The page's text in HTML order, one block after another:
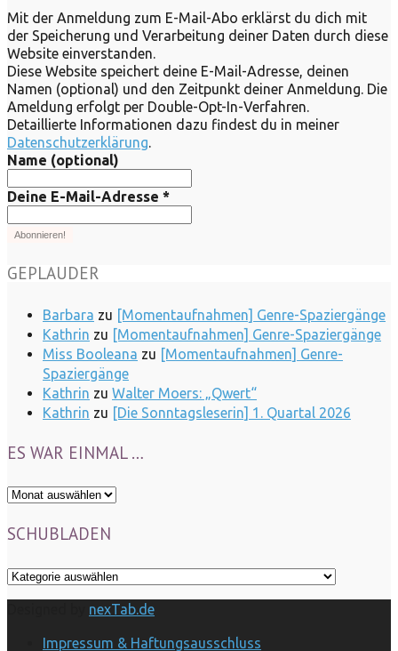
Mit der Anmeldung zum E-Mail-Abo erklärst du dich mit
der Speicherung und Verarbeitung deiner Daten durch diese
Website einverstanden.
Diese Website speichert deine E-Mail-Adresse, deinen
Namen (optional) und den Zeitpunkt deiner Anmeldung. Die
Ameldung erfolgt per Double-Opt-In-Verfahren.
Detaillierte Informationen dazu findest du in meiner
Datenschutzerklärung.
Name (optional)
Deine E-Mail-Adresse *
GEPLAUDER
Barbara zu [Momentaufnahmen] Genre-Spaziergänge
Kathrin zu [Momentaufnahmen] Genre-Spaziergänge
Miss Booleana zu [Momentaufnahmen] Genre-
Spaziergänge
Kathrin zu Walter Moers: „Qwert“
Kathrin zu [Die Sonntagsleserin] 1. Quartal 2026
ES WAR EINMAL …
Es
einmal
SCHUBLADEN
Schubladen
nexTab.de
Impressum & Haftungsausschluss